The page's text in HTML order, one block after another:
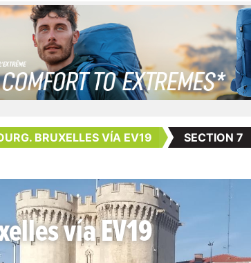
BRUXELLES VÍA EV19 SECTION 7
vía EV19